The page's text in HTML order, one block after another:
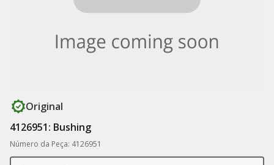
Original
4126951: Bushing
Número da Peça: 4126951